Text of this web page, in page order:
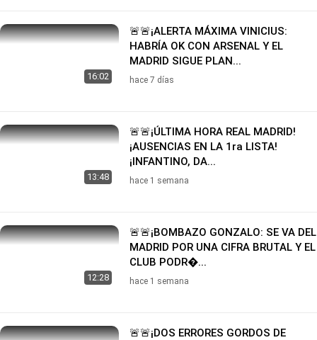
16:02
🚨🚨¡ALERTA MÁXIMA VINICIUS:
HABRÍA OK CON ARSENAL Y EL
MADRID SIGUE PLAN...
hace 7 días
13:48
🚨🚨¡ÚLTIMA HORA REAL MADRID!
¡AUSENCIAS EN LA 1ra LISTA!
¡INFANTINO, DA...
hace 1 semana
12:28
🚨🚨¡BOMBAZO GONZALO: SE VA DEL
MADRID POR UNA CIFRA BRUTAL Y EL
CLUB PODR�...
hace 1 semana
🚨🚨¡DOS ERRORES GORDOS DE